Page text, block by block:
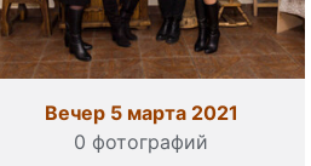
Вечер 5 марта 2021
0 фотографий